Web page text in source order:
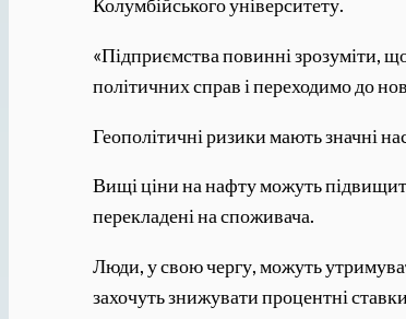
«Підприємства повинні зрозуміти,
політичних справ і переходимо до
Геополітичні ризики мають значні
Вищі ціни на нафту можуть
перекладені на споживача.
Люди, у свою чергу, можуть
захочуть знижувати процентні